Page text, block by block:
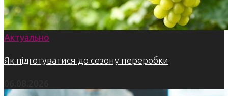
Актуально
Як підготуватися до сезону переробки